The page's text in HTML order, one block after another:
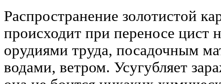
Распространение золотистой
происходит при переносе цист
орудиями труда, посадочным
водами, ветром. Усугубляет